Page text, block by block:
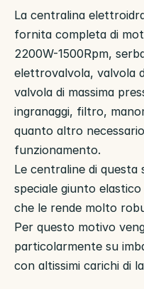
La centralina
fornita completa di
2200W-1500Rpm,
elettrovalvola, valvola
valvola di massima
ingranaggi, filtro,
quanto altro
funzionamento.
Le centraline di questa
speciale giunto
che le rende molto
Per questo motivo
particolarmente su
con altissimi carichi di